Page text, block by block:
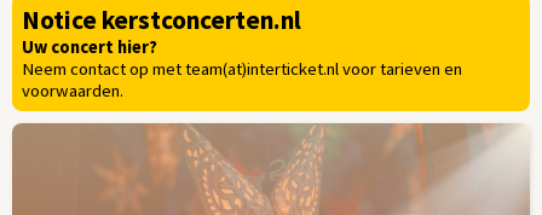
Notice kerstconcerten.nl
Uw concert hier?
Neem contact op met team(at)interticket.nl voor tarieven en
voorwaarden.